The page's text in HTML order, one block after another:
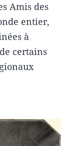
Amis des
entier,
à
certains